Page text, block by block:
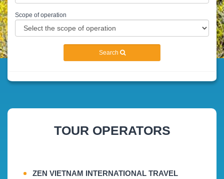
Scope of operation
Search
TOUR OPERATORS
ZEN VIETNAM INTERNATIONAL TRAVEL